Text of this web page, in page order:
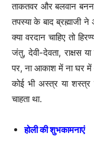
ताकतवर और बलवान
तपस्या के बाद ब्रह्माजी
क्या वरदान चाहिए तो
जंतु, देवी-देवता, राक्षस
पर, ना आकाश में ना घर में
कोई भी अस्त्र या शस्त्र
चाहता था.
होली की शुभकामनाएं